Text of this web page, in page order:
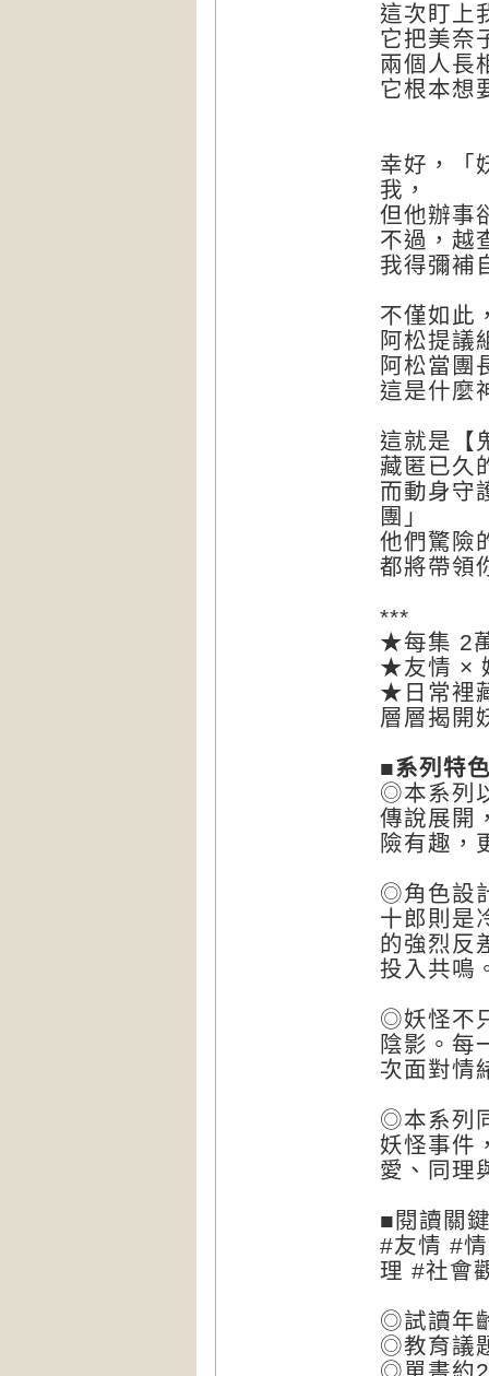
這次盯上
它把美奈
兩個人長
它根本想
幸好，「
我，
但他辦事
不過，越
我得彌補
不僅如此
阿松提議
阿松當團
這是什麼
這就是【
藏匿已久
而動身守
團」
他們驚險
都將帶領
***
★每集 2
★友情 ×
★日常裡
層層揭開
■系列特
◎本系列
傳說展開
險有趣，
◎角色設
十郎則是
的強烈反
投入共鳴
◎妖怪不
陰影。每
次面對情
◎本系列
妖怪事件
愛、同理
■閱讀關
#友情 #
理 #社會
◎試讀年
◎教育議